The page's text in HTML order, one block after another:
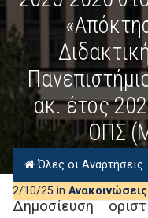
ακ. έτος
ΟΠΣ
Όλες οι Αναρτήσεις
2/10/25 in Ανακοινώσεις
Δημοσίευση